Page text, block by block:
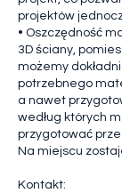
projektów
• Oszczędność
3D ściany,
możemy
potrzebnego
a nawet
według których
przygotować
Na miejscu
Kontakt: